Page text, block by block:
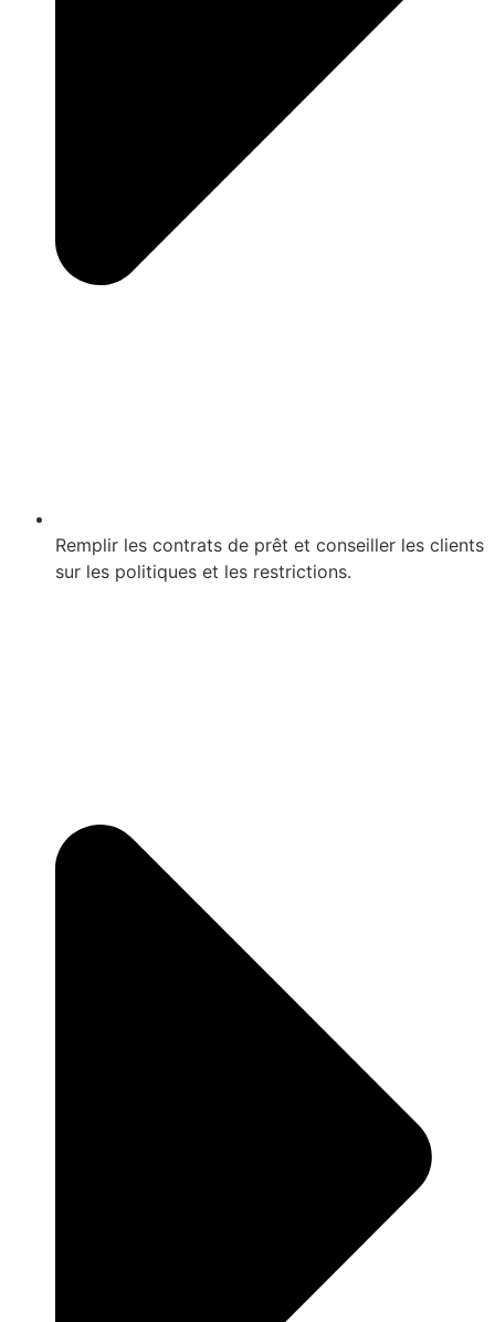
Remplir les contrats de prêt et conseiller les clients
sur les politiques et les restrictions.